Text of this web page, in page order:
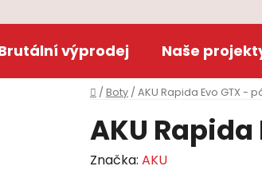
výprodej Naše
Domů
/ Boty / AKU Rapida Evo GTX -
AKU
Značka: AKU